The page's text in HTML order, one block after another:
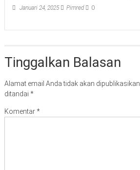
Januari 24, 2025 Pimred 0
Tinggalkan Balasan
Alamat email Anda tidak akan dipublikasikan.
ditandai *
Komentar*